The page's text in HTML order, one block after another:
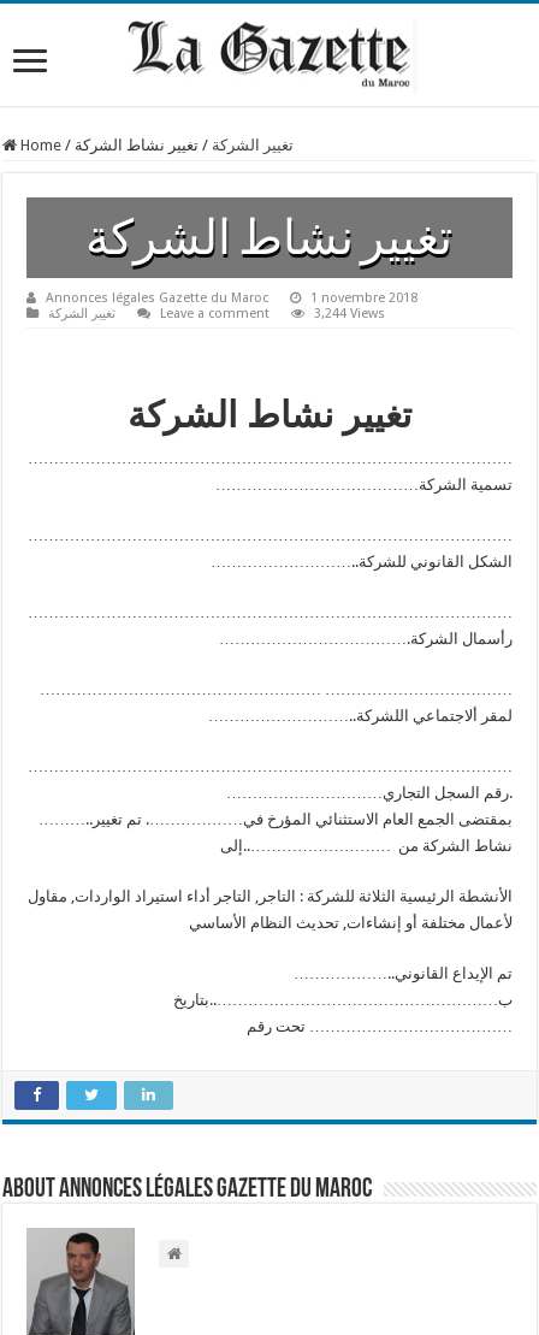
Home / تغيير الشركة / تغيير نشاط الشركة
تغيير نشاط الشركة
Annonces légales Gazette du Maroc
1 novembre 2018
تغيير الشركة
Leave a comment 3,244 Views
تغيير نشاط الشركة
…………………………………………………………………………………
…………………………………تسمية الشركة
…………………………………………………………………………………
………………………..الشكل القانوني للشركة
…………………………………………………………………………………
……………………………….رأسمال الشركة
……………………………………………… ………………………………
………………………..لمقر ألاجتماعي اللشركة
…………………………………………………………………………………
…………………………رقم السجل التجاري.
………..بمقتضى الجمع العام الاستثنائي المؤرخ في………………. تم تغيير
نشاط الشركة من ………………………..إلى
الأنشطة الرئيسية الثلاثة للشركة : التاجر, التاجر أداء استيراد الواردات, مقاول
لأعمال مختلفة أو إنشاءات, تحديث النظام الأساسي
………………..تم الإيداع القانوني
ب………………………………………………..بتاريخ
………………………………… تحت رقم
About Annonces légales Gazette du Maroc